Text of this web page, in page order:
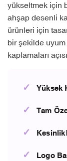
yükseltmek için
ahşap desenli
ürünleri için
bir şekilde
kaplamaları
✓ Yüksek
✓ Tam
✓ Kesinlik
✓ Logo